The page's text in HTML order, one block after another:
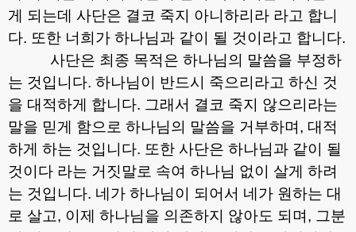
게 되는데 사단은 결코 죽지 아니하리라 라고 합니
다. 또한 너희가 하나님과 같이 될 것이라고 합니다.
사단은 최종 목적은 하나님의 말씀을 부정하
는 것입니다. 하나님이 반드시 죽으리라고 하신 것
을 대적하게 합니다. 그래서 결코 죽지 않으리라는
말을 믿게 함으로 하나님의 말씀을 거부하며 , 대적
하게 하는 것입니다. 또한 사단은 하나님과 같이 될
것이다 라는 거짓말로 속여 하나님 없이 살게 하려
는 것입니다. 네가 하나님이 되어서 네가 원하는 대
로 살고, 이제 하나님을 의존하지 않아도 되며 , 그분